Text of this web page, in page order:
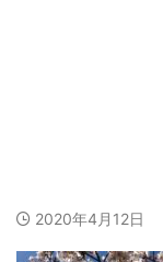
2020年4月12日